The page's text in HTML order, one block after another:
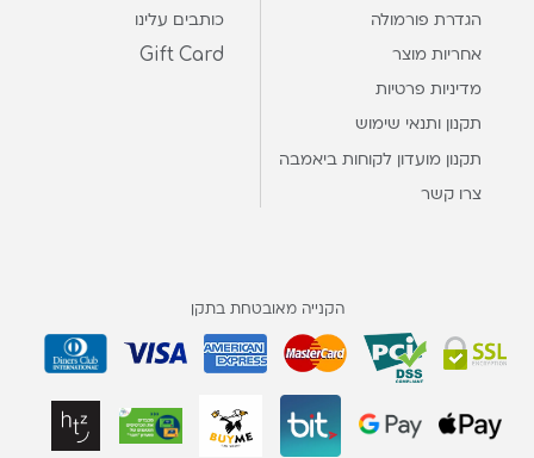
הגדרת פורמולה
אחריות מוצר
מדיניות פרטיות
תקנון ותנאי שימוש
תקנון מועדון לקוחות ביאמבה
צרו קשר
כותבים עלינו
Gift Card
הקנייה מאובטחת בתקן